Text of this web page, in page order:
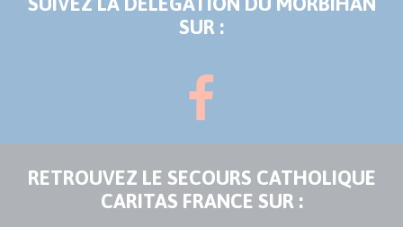
SUR :
RETROUVEZ LE SECOURS CATHOLIQUE
CARITAS FRANCE SUR :